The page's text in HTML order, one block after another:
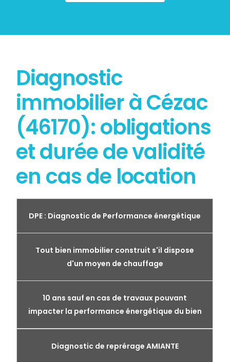
Diagnostic
immobilier à Cézac
(46170): obligations
et durée de validité
en cas de location
DPE : Diagnostic de Performance énergétique
Tout bien immobilier construit s'il dispose
d'un moyen de chauffage
10 ans sauf en cas de travaux pouvant
impacter la performance énergétique du bien
Diagnostic de reprérage AMIANTE